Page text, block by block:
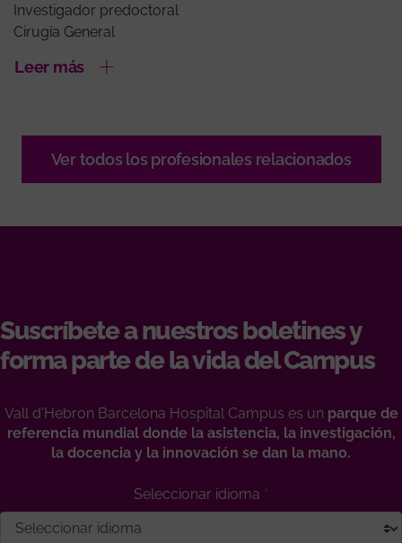
Investigador predoctoral
Cirugía General
Leer más
Ver todos los profesionales relacionados
Suscríbete a nuestros boletines y
forma parte de la vida del Campus
Vall d'Hebron Barcelona Hospital Campus es un parque de
referencia mundial donde la asistencia, la investigación,
la docencia y la innovación se dan la mano.
Seleccionar idioma